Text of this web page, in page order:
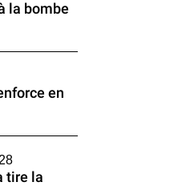
la bombe
en
tire la